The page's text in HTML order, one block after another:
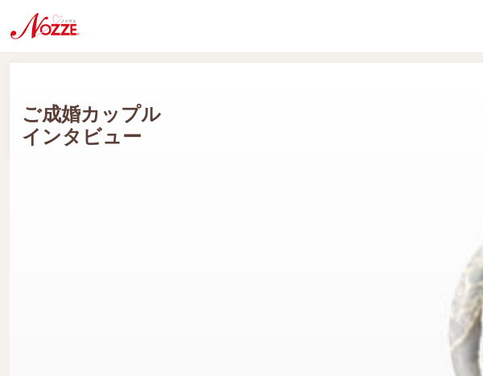
ご成婚カップル
インタビュー